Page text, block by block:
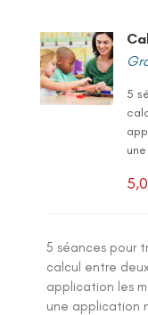
5
5 séances pour
calcul entre
application les
une application